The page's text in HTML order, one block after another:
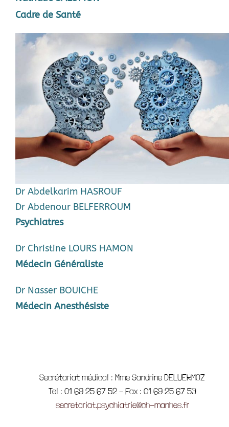
Cadre de Santé
Dr Abdelkarim HASROUF
Dr Abdenour BELFERROUM
Psychiatres
Dr Christine LOURS HAMON
Médecin Généraliste
Dr Nasser BOUICHE
Médecin Anesthésiste
Secrétariat médical : Mme Sandrine DELUERMOZ
Tel : 01 69 25 67 52 – Fax : 01 69 25 67 53
secretariat.psychiatrie@ch-manhes.fr